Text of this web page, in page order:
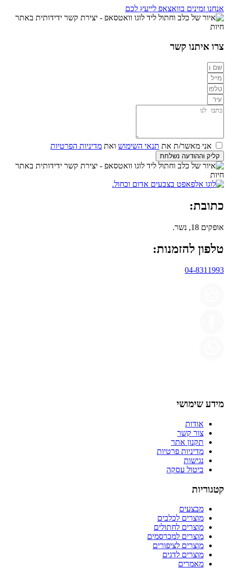
אנחנו זמינים בוואצאפ לייעץ לכם
צרו איתנו קשר
אני מאשר/ת את תנאי השימוש ואת מדיניות הפרטיות
קליק וההודעה נשלחת
כתובת:
אופקים 18, נשר.
טלפון להזמנות:
04-8311993
מידע שימושי
אודות
צור קשר
תקנון אתר
מדיניות פרטיות
נגישות
ביטול עסקה
קטגוריות
מבצעים
מוצרים לכלבים
מוצרים לחתולים
מוצרים למכרסמים
מוצרים לציפורים
מוצרים לדגים
מאמרים